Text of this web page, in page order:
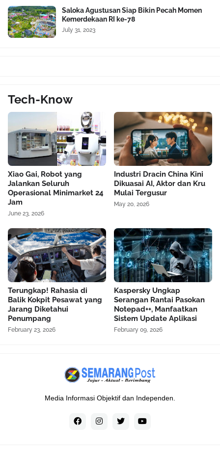
Saloka Agustusan Siap Bikin Pecah Momen
Kemerdekaan RI ke-78
July 31, 2023
Tech-Know
Xiao Gai, Robot yang
Jalankan Seluruh
Operasional Minimarket 24
Jam
June 23, 2026
Industri Dracin China Kini
Dikuasai AI, Aktor dan Kru
Mulai Tergusur
May 20, 2026
Terungkap! Rahasia di
Balik Kokpit Pesawat yang
Jarang Diketahui
Penumpang
February 23, 2026
Kaspersky Ungkap
Serangan Rantai Pasokan
Notepad++, Manfaatkan
Sistem Update Aplikasi
February 09, 2026
Media Informasi Objektif dan Independen.